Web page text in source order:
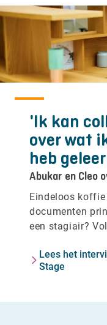
'Ik kan
over wat
heb
Abukar en Cleo
Eindeloos koffie
documenten
een stagiair?
Lees het
Stage